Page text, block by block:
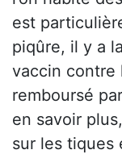
est
piqûre, il y a
vaccin contre
remboursé
en savoir
sur les tiques